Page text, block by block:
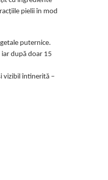
pielii în mod
puternice.
după doar 15
vizibil întinerită –